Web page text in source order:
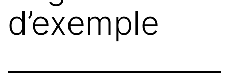
d’exemple